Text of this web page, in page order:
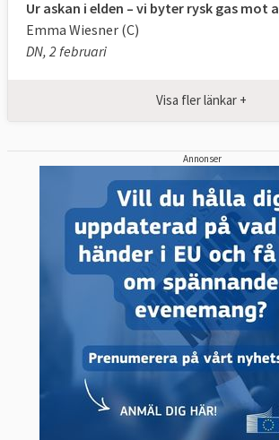
Ur askan i elden – vi byter rysk gas mot
Emma Wiesner (C)
DN, 2 februari
Visa fler länkar +
Annonser